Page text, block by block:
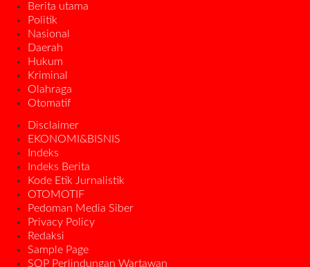
Berita utama
Politik
Nasional
Daerah
Hukum
Kriminal
Olahraga
Otomatif
Disclaimer
EKONOMI&BISNIS
Indeks
Indeks Berita
Kode Etik Jurnalistik
OTOMOTIF
Pedoman Media Siber
Privacy Policy
Redaksi
Sample Page
SOP Perlindungan Wartawan